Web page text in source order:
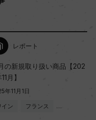
レポート
の新規取り扱い商品【202
月】
年11月1日
イン フランス …